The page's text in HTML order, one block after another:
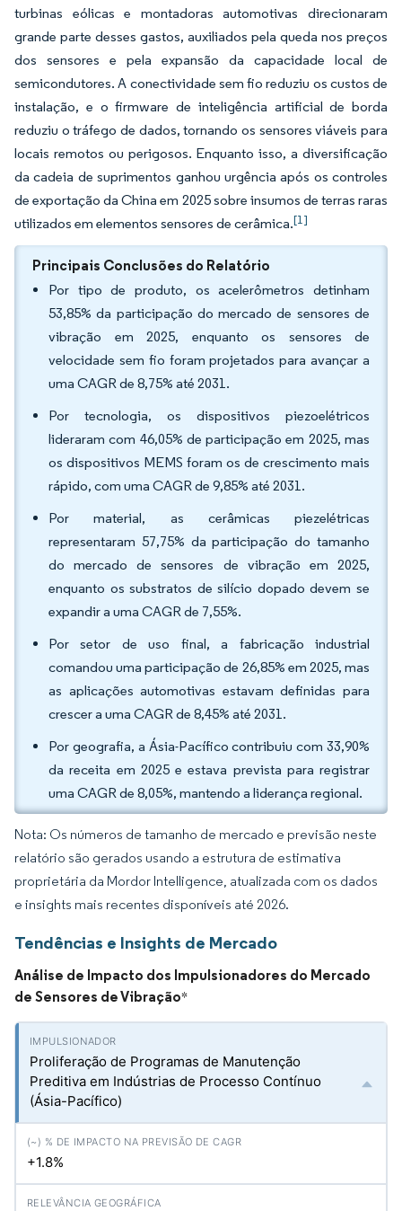
turbinas eólicas e montadoras automotivas direcionaram
grande parte desses gastos, auxiliados pela queda nos preços
dos sensores e pela expansão da capacidade local de
semicondutores. A conectividade sem fio reduziu os custos de
instalação, e o firmware de inteligência artificial de borda
reduziu o tráfego de dados, tornando os sensores viáveis para
locais remotos ou perigosos. Enquanto isso, a diversificação
da cadeia de suprimentos ganhou urgência após os controles
de exportação da China em 2025 sobre insumos de terras raras
utilizados em elementos sensores de cerâmica.[1]
Principais Conclusões do Relatório
Por tipo de produto, os acelerômetros detinham
53,85% da participação do mercado de sensores de
vibração em 2025, enquanto os sensores de
velocidade sem fio foram projetados para avançar a
uma CAGR de 8,75% até 2031.
Por tecnologia, os dispositivos piezoelétricos
lideraram com 46,05% de participação em 2025, mas
os dispositivos MEMS foram os de crescimento mais
rápido, com uma CAGR de 9,85% até 2031.
Por material, as cerâmicas piezelétricas
representaram 57,75% da participação do tamanho
do mercado de sensores de vibração em 2025,
enquanto os substratos de silício dopado devem se
expandir a uma CAGR de 7,55%.
Por setor de uso final, a fabricação industrial
comandou uma participação de 26,85% em 2025, mas
as aplicações automotivas estavam definidas para
crescer a uma CAGR de 8,45% até 2031.
Por geografia, a Ásia-Pacífico contribuiu com 33,90%
da receita em 2025 e estava prevista para registrar
uma CAGR de 8,05%, mantendo a liderança regional.
Nota: Os números de tamanho de mercado e previsão neste
relatório são gerados usando a estrutura de estimativa
proprietária da Mordor Intelligence, atualizada com os dados
e insights mais recentes disponíveis até 2026.
Tendências e Insights de Mercado
Análise de Impacto dos Impulsionadores do Mercado
de Sensores de Vibração*
Proliferação de Programas de Manutenção
Preditiva em Indústrias de Processo Contínuo
(Ásia-Pacífico)
+1.8%